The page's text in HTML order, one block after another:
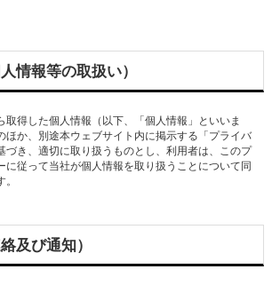
情報等の取扱い）
取得した個⼈情報（以下、「個⼈情報」といいま
ほか、別途本ウェブサイト内に掲⽰する「プライバ
づき、適切に取り扱うものとし、利⽤者は、このプ
に従って当社が個⼈情報を取り扱うことについて同
及び通知）